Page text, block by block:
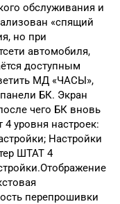
обслуживания и
«спящий
но при
автомобиля,
доступным
МД «ЧАСЫ»,
БК. Экран
чего БК вновь
уровня настроек:
Настройки
ШТАТ 4
перепрошивки